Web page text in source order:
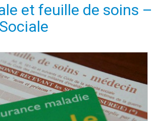
et feuille de soins –